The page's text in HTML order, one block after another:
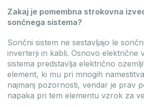
Zakaj je pomembna strokovna
sončnega sistema?
Sončni sistem ne sestavljajo le
inverterji in kabli. Osnovo električne
sistema predstavlja električno
element, ki mu pri mnogih
najmanj pozornosti, vendar je prav
napaka pri tem elementu vzrok za
Registriraj se / Prijavi se
se, da si ogledate cene! Prijavite